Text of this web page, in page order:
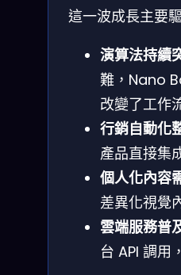
這一波成長主要
演算法持續
難，Nano
改變了工作
行銷自動化
產品直接集
個人化內容
差異化視覺
雲端服務普
台 API 調用